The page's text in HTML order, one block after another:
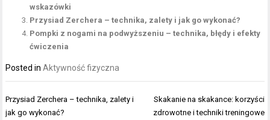
wskazówki
Przysiad Zerchera – technika, zalety i jak go wykonać?
Pompki z nogami na podwyższeniu – technika, błędy i efekty
ćwiczenia
Posted inAktywność fizyczna
Nawigacja
wpisu
Przysiad Zerchera – technika, zalety i
jak go wykonać?
Skakanie na skakance: korzyści
zdrowotne i techniki treningowe